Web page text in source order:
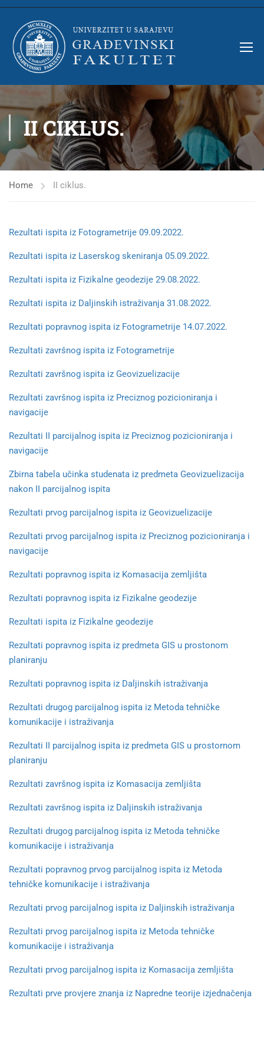
II CIKLUS.
Home II ciklus.
Rezultati ispita iz Fotogrametrije 09.09.2022.
Rezultati ispita iz Laserskog skeniranja 05.09.2022.
Rezultati ispita iz Fizikalne geodezije 29.08.2022.
Rezultati ispita iz Daljinskih istraživanja 31.08.2022.
Rezultati popravnog ispita iz Fotogrametrije 14.07.2022.
Rezultati završnog ispita iz Fotogrametrije
Rezultati završnog ispita iz Geovizuelizacije
Rezultati završnog ispita iz Preciznog pozicioniranja i
navigacije
Rezultati II parcijalnog ispita iz Preciznog pozicioniranja i
navigacije
Zbirna tabela učinka studenata iz predmeta Geovizuelizacija
nakon II parcijalnog ispita
Rezultati prvog parcijalnog ispita iz Geovizuelizacije
Rezultati prvog parcijalnog ispita iz Preciznog pozicioniranja i
navigacije
Rezultati popravnog ispita iz Komasacija zemljišta
Rezultati popravnog ispita iz Fizikalne geodezije
Rezultati ispita iz Fizikalne geodezije
Rezultati popravnog ispita iz predmeta GIS u prostonom
planiranju
Rezultati popravnog ispita iz Daljinskih istraživanja
Rezultati drugog parcijalnog ispita iz Metoda tehničke
komunikacije i istraživanja
Rezultati II parcijalnog ispita iz predmeta GIS u prostornom
planiranju
Rezultati završnog ispita iz Komasacija zemljišta
Rezultati završnog ispita iz Daljinskih istraživanja
Rezultati drugog parcijalnog ispita iz Metoda tehničke
komunikacije i istraživanja
Rezultati popravnog prvog parcijalnog ispita iz Metoda
tehničke komunikacije i istraživanja
Rezultati prvog parcijalnog ispita iz Daljinskih istraživanja
Rezultati prvog parcijalnog ispita iz Metoda tehničke
komunikacije i istraživanja
Rezultati prvog parcijalnog ispita iz Komasacija zemljišta
Rezultati prve provjere znanja iz Napredne teorije izjednačenja